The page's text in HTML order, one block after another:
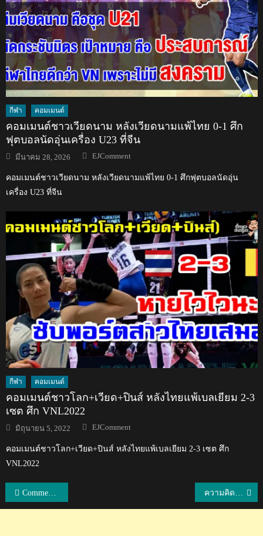
กีฬา คอมเมนต์
คอมเมนต์ชาวเวียดนาม หลังเวียดนามแพ้ไทย 0-1 ศึก
ฟุตบอลนัดอุ่นเครื่อง U23 ที่จีน
Posted
on
มีนาคม 28, 2026 Author
EJComment
คอมเมนต์ชาวเวียดนาม หลังเวียดนามแพ้ไทย 0-1 ศึกฟุตบอลนัดอุ่น
เครื่อง U23 ที่จีน
กีฬา คอมเมนต์
คอมเมนต์ชาวโลก+เวียด+ปินส์ หลังไทยแพ้เบลเยียม 2-3
เซต ศึก VNL2022
Posted
on
มิถุนายน 5, 2022 Author
EJComment
คอมเมนต์ชาวโลก+เวียด+ปินส์ หลังไทยแพ้เบลเยียม 2-3 เซต ศึก
VNL2022
แนะแนว
Comment! แฟนเพลง X-Japan หลังได้ฟังน้องคริสต้า-แพงจัง ร้องเพลง Say Anything ความคิดเห็นชาวฟิลิปปินส์หลังมีการเปรียบเทียบเที่ยวกับท่องเที่ยวระหว่างไทยกับฟิลิปปินส์